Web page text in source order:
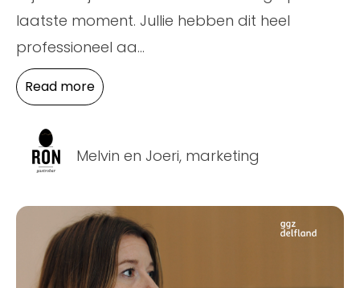
laatste moment. Jullie hebben dit heel
professioneel aa...
Read more
Melvin en Joeri, marketing